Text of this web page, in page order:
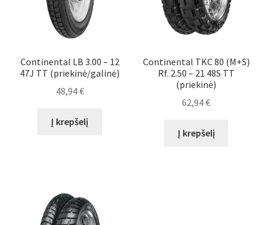
Continental LB 3.00 – 12
47J TT (priekinė/galinė)
48,94€
Į krepšelį
Continental TKC 80 (M+S)
Rf. 2.50 – 21 48S TT
(priekinė)
62,94€
Į krepšelį